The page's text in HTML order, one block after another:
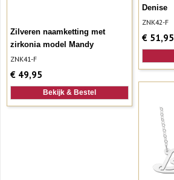
Zilveren naamketting met
zirkonia model Mandy
ZNK41-F
€ 49,95
Bekijk & Bestel
Denise
ZNK42-F
€ 51,95